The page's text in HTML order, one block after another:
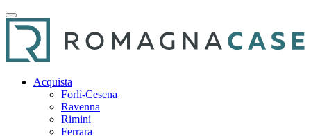
Acquista
Forlì-Cesena
Ravenna
Rimini
Ferrara